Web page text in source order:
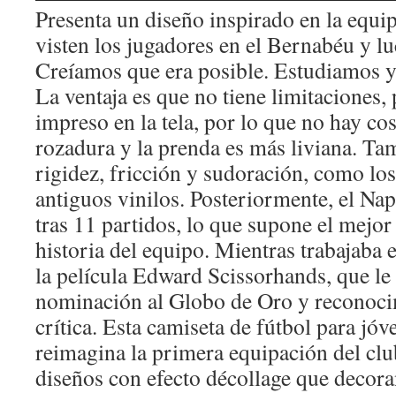
Presenta un diseño inspirado en la
visten los jugadores en el Bernabéu y
Creíamos que era posible. Estudiamos
La ventaja es que no tiene limitaciones,
impreso en la tela, por lo que no hay
rozadura y la prenda es más liviana.
rigidez, fricción y sudoración, como
antiguos vinilos. Posteriormente, el
tras 11 partidos, lo que supone el
historia del equipo. Mientras trabajaba
la película Edward Scissorhands, que
nominación al Globo de Oro y
crítica. Esta camiseta de fútbol para
reimagina la primera equipación del
diseños con efecto décollage que